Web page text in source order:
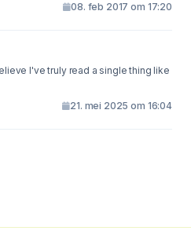
08. feb 2017 om 17:20
I've truly read a single thing like
21. mei 2025 om 16:04